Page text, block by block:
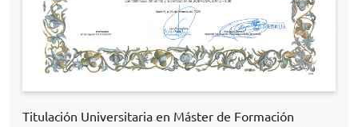
Titulación Universitaria en Máster de Formación